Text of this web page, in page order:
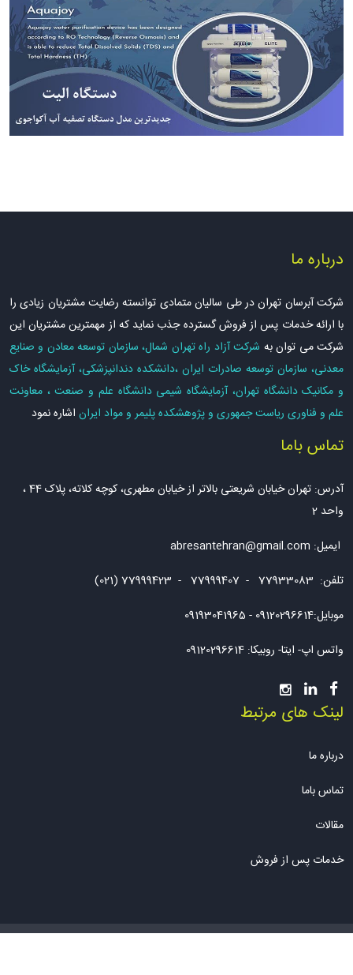
درباره ما
شرکت آبرسان تهران در طی سالیان متمادی توانسته رضایت مشتریان زیادی را
با ارائه خدمات پس از فروش گسترده جذب نماید که از مهمترین مشتریان این
شرکت می توان به شرکت آزاد راه تهران شمال، سازمان توسعه معادن و صنایع
معدنی، سازمان توسعه صادرات ایران ،دانشکده دندانپزشکی، آزمایشگاه خاک
و مکانیک دانشگاه تهران، آزمایشگاه شیمی دانشگاه علم و صنعت ، معاونت
علم و فناوری ریاست جمهوری و پژوهشکده پلیمر و مواد ایران اشاره نمود
تماس باما
آدرس: تهران خیابان شریعتی بالاتر از خیابان مطهری، کوچه کلاته، پلاک 44 ،
واحد 2
ایمیل: abresantehran@gmail.com
تلفن: 77933083 - 77999407 - 77999423 (021)
موبایل:09120296614 - 09193041965
واتس اپ- ایتا- روبیکا: 09120296614
لینک های مرتبط
درباره ما
تماس باما
مقالات
خدمات پس از فروش